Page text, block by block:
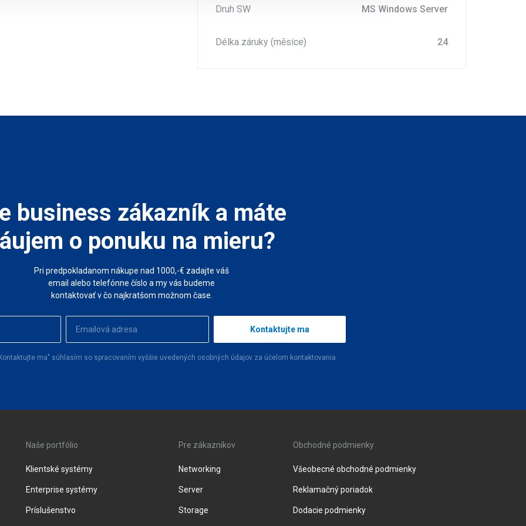
Druh SW MS Windows Server
Délka záruky (měsíce) 24
business zákazník a máte
o ponuku na mieru?
Pri predpokladanom nákupe nad 1000,-€ zadajte váš
email alebo telefónne číslo a my vás budeme
kontaktovať v čo najkratšom možnom čase.
Kontaktujte ma
ma" súhlasím so spracovaním vyššie uvedených osobných údajov za účelom kontaktovania.
Naše portfólio
Klientské systémy
Enterprise systémy
Príslušenstvo
Pre zákazníkov
Networking
Server
Storage
Obchodné podmienky
Všeobecné obchodné podmienky
Reklamačný poriadok
Dodacie podmienky